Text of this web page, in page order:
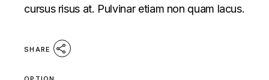
cursus risus at. Pulvinar etiam non quam lacus.
SHARE